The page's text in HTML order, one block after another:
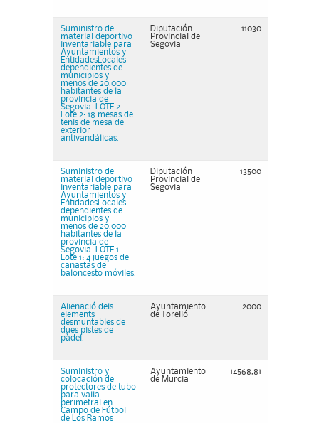
Suministro de
material deportivo
inventariable para
Ayuntamientos y
EntidadesLocales
dependientes de
municipios y
menos de 20.000
habitantes de la
provincia de
Segovia. LOTE 2:
Lote 2: 18 mesas de
tenis de mesa de
exterior
antivandálicas.
Diputación
Provincial de
Segovia
11030
Suministro de
material deportivo
inventariable para
Ayuntamientos y
EntidadesLocales
dependientes de
municipios y
menos de 20.000
habitantes de la
provincia de
Segovia. LOTE 1:
Lote 1: 4 juegos de
canastas de
baloncesto móviles.
Diputación
Provincial de
Segovia
13500
Alienació dels
elements
desmuntables de
dues pistes de
pàdel.
Ayuntamiento
de Torelló
2000
Suministro y
colocación de
protectores de tubo
para valla
perimetral en
Campo de Fútbol
de Los Ramos
Ayuntamiento
de Murcia
14568,81